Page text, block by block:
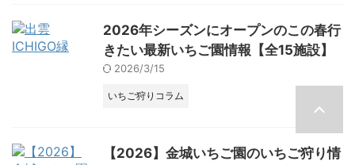
2026年シーズンにオープンのこの春行
きたい最新いちご園情報【全15施設】
2026/3/15
いちご狩りコラム
【2026】金城いちご園のいちご狩り情